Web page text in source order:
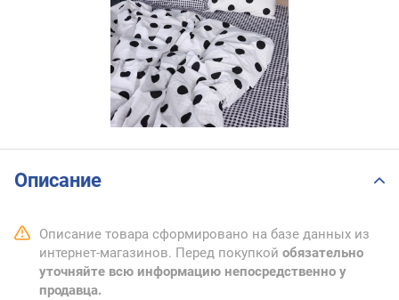
Описание
Описание товара сформировано на базе данных из
интернет-магазинов. Перед покупкой обязательно
уточняйте всю информацию непосредственно у
продавца.